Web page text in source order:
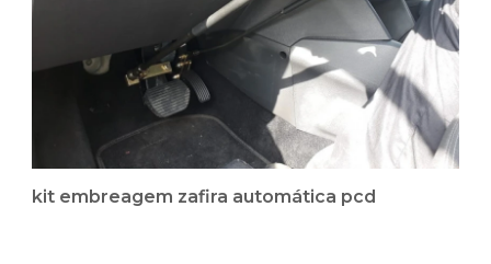
kit embreagem zafira automática pcd